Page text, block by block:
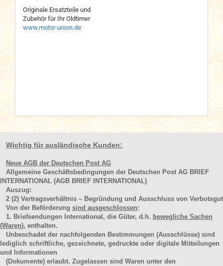
Originale Ersatzteile und
Zubehör für Ihr Oldtimer
www.motor-union.de
Wichtig für ausländische Kunden:
Neue AGB der Deutschen Post AG
Allgemeine Geschäftsbedingungen der Deutschen Post AG BRIEF
INTERNATIONAL (AGB BRIEF INTERNATIONAL)
Auszug:
2 (2) Vertragsverhältnis – Begründung und Ausschluss von Verbotsgut
Von der Beförderung sind ausgeschlossen:
1. Briefsendungen International, die Güter, d.h. bewegliche Sachen
(Waren), enthalten.
Unbeschadet der nachfolgenden Bestimmungen (Ausschlüsse) sind
lediglich schriftliche, gezeichnete, gedruckte oder digitale Mitteilungen
und Informationen
(Dokumente) erlaubt. Zugelassen sind Waren unter den